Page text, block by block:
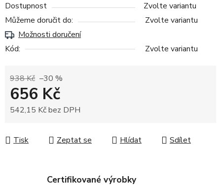
Dostupnost
Zvolte variantu
Můžeme doručit do:
Zvolte variantu
Možnosti doručení
Kód:
Zvolte variantu
938 Kč –30 %
656 Kč
542,15 Kč bez DPH
Tisk
Zeptat se Hlídat Sdílet
Certifikované výrobky